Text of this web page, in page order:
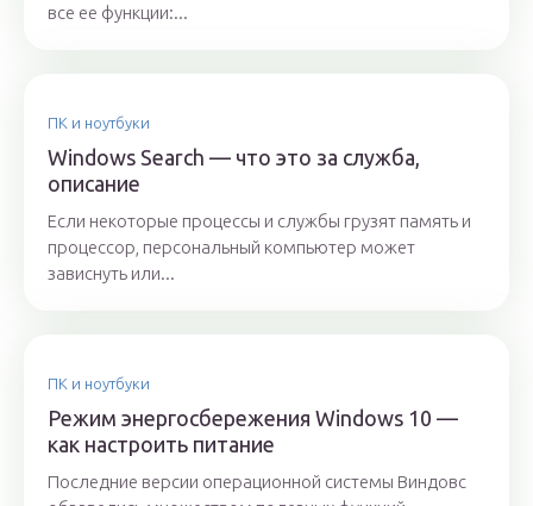
все ее функции:...
ПК и ноутбуки
Windows Search — что это за служба,
описание
Если некоторые процессы и службы грузят память и
процессор, персональный компьютер может
зависнуть или...
ПК и ноутбуки
Режим энергосбережения Windows 10 —
как настроить питание
Последние версии операционной системы Виндовс